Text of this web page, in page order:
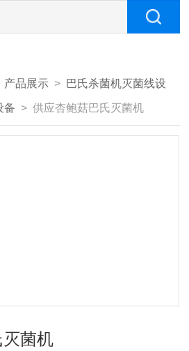
产品展示 > 巴氏杀菌机灭菌线设
备 > 供应杏鲍菇巴氏灭菌机
菌机